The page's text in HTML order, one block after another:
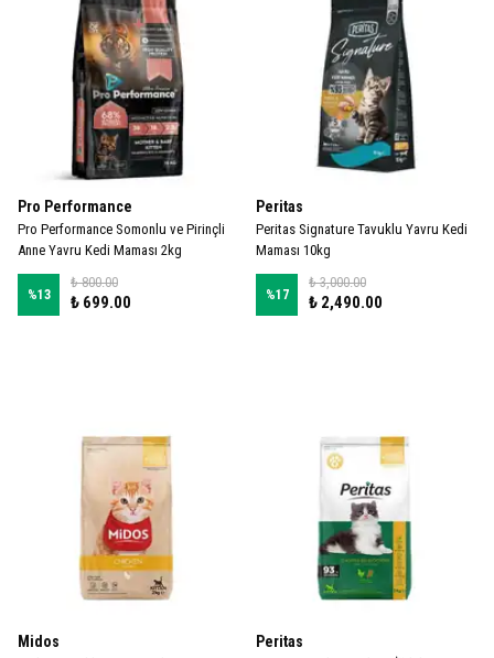
Pro Performance
Pro Performance Somonlu ve Pirinçli
Anne Yavru Kedi Maması 2kg
%13
₺ 800.00
₺ 699.00
Peritas
Peritas Signature Tavuklu Yavru Kedi
Maması 10kg
%17
₺ 3,000.00
₺ 2,490.00
Midos Peritas